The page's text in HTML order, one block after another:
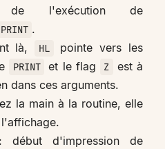
de l'exécution de
PRINT .
là,
HL
pointe vers les
PRINT et le flag Z
est à
dans ces arguments.
la main à la routine, elle
début d'impression de